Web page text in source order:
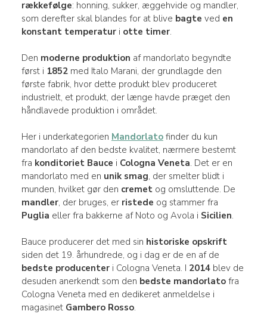
rækkefølge: honning, sukker, æggehvide og mandler,
som derefter skal blandes for at blive bagte ved en
konstant temperaturi otte timer.
Den moderne produktion af mandorlato begyndte
først i 1852med Italo Marani, der grundlagde den
første fabrik, hvor dette produkt blev produceret
industrielt, et produkt, der længe havde præget den
håndlavede produktion i området.
Her i underkategorien Mandorlatofinder du kun
mandorlato af den bedste kvalitet, nærmere bestemt
fra konditoriet Bauce i Cologna Veneta. Det er en
mandorlato med en unik smag, der smelter blidt i
munden, hvilket gør den cremetog omsluttende. De
mandler, der bruges, er ristede og stammer fra
Puglia eller fra bakkerne af Noto og Avola i Sicilien.
Bauce producerer det med sin historiske opskrift
siden det 19. århundrede, og i dag er de en af de
bedste producenteri Cologna Veneta. I 2014blev de
desuden anerkendt som den bedste mandorlatofra
Cologna Veneta med en dedikeret anmeldelse i
magasinet Gambero Rosso.